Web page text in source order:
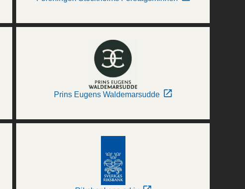
Prins Eugens Waldemarsudde